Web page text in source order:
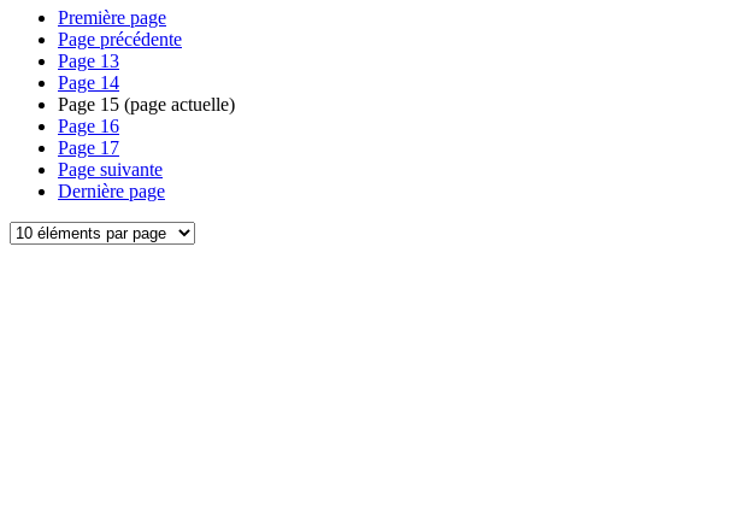
Première page
Page précédente
Page 13
Page 14
Page 15 (page actuelle)
Page 16
Page 17
Page suivante
Dernière page